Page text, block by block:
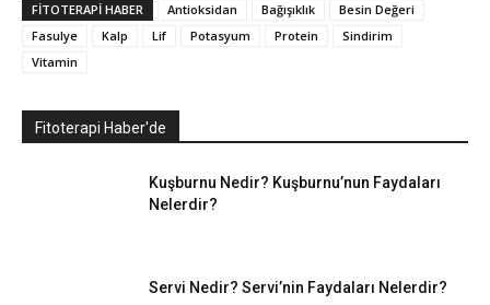
FITOTERAPI HABER Antioksidan Bağışıklık
Besin Değeri
Fasulye
Kalp Lif Potasyum Protein
Sindirim
Vitamin
Fitoterapi Haber'de
Kuşburnu Nedir? Kuşburnu’nun Faydaları
Nelerdir?
Servi Nedir? Servi’nin Faydaları Nelerdir?